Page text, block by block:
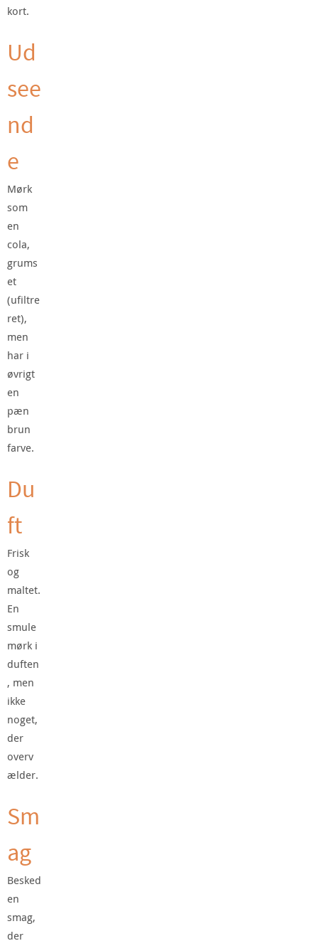
kort.
Ud
see
nd
e
Mørk
som
en
cola,
grums
et
(ufiltre
ret),
men
har i
øvrigt
en
pæn
brun
farve.
Du
ft
Frisk
og
maltet.
En
smule
mørk i
duften
, men
ikke
noget,
der
overv
ælder.
Sm
ag
Besked
en
smag,
der